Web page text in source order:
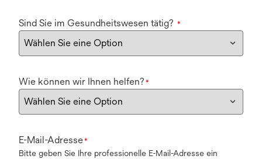
Sind Sie im Gesundheitswesen tätig? *
Wie können wir Ihnen helfen? *
E-Mail-Adresse*
Bitte geben Sie Ihre professionelle E-Mail-Adresse ein